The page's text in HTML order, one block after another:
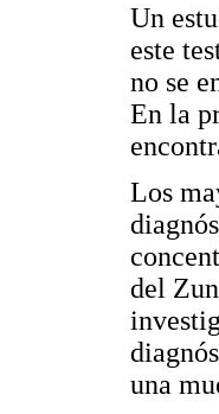
Un
este
no se
En la
Los
del
una